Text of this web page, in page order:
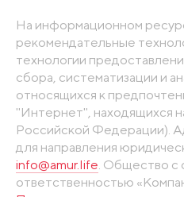
На информационном
рекомендательные
технологии
сбора, систематизации и
относящихся к
"Интернет", находящихся
Российской Федерации).
для направления
info@amur.life . Общество с
ответственностью